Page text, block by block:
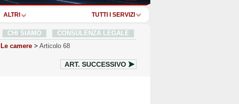
ALTRI TUTTI I SERVIZI
CHI SIAMO
CONSULENZA LEGALE
Le camere > Articolo 68
ART. SUCCESSIVO